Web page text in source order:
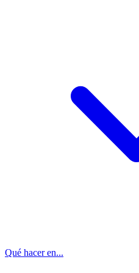
Qué hacer en...